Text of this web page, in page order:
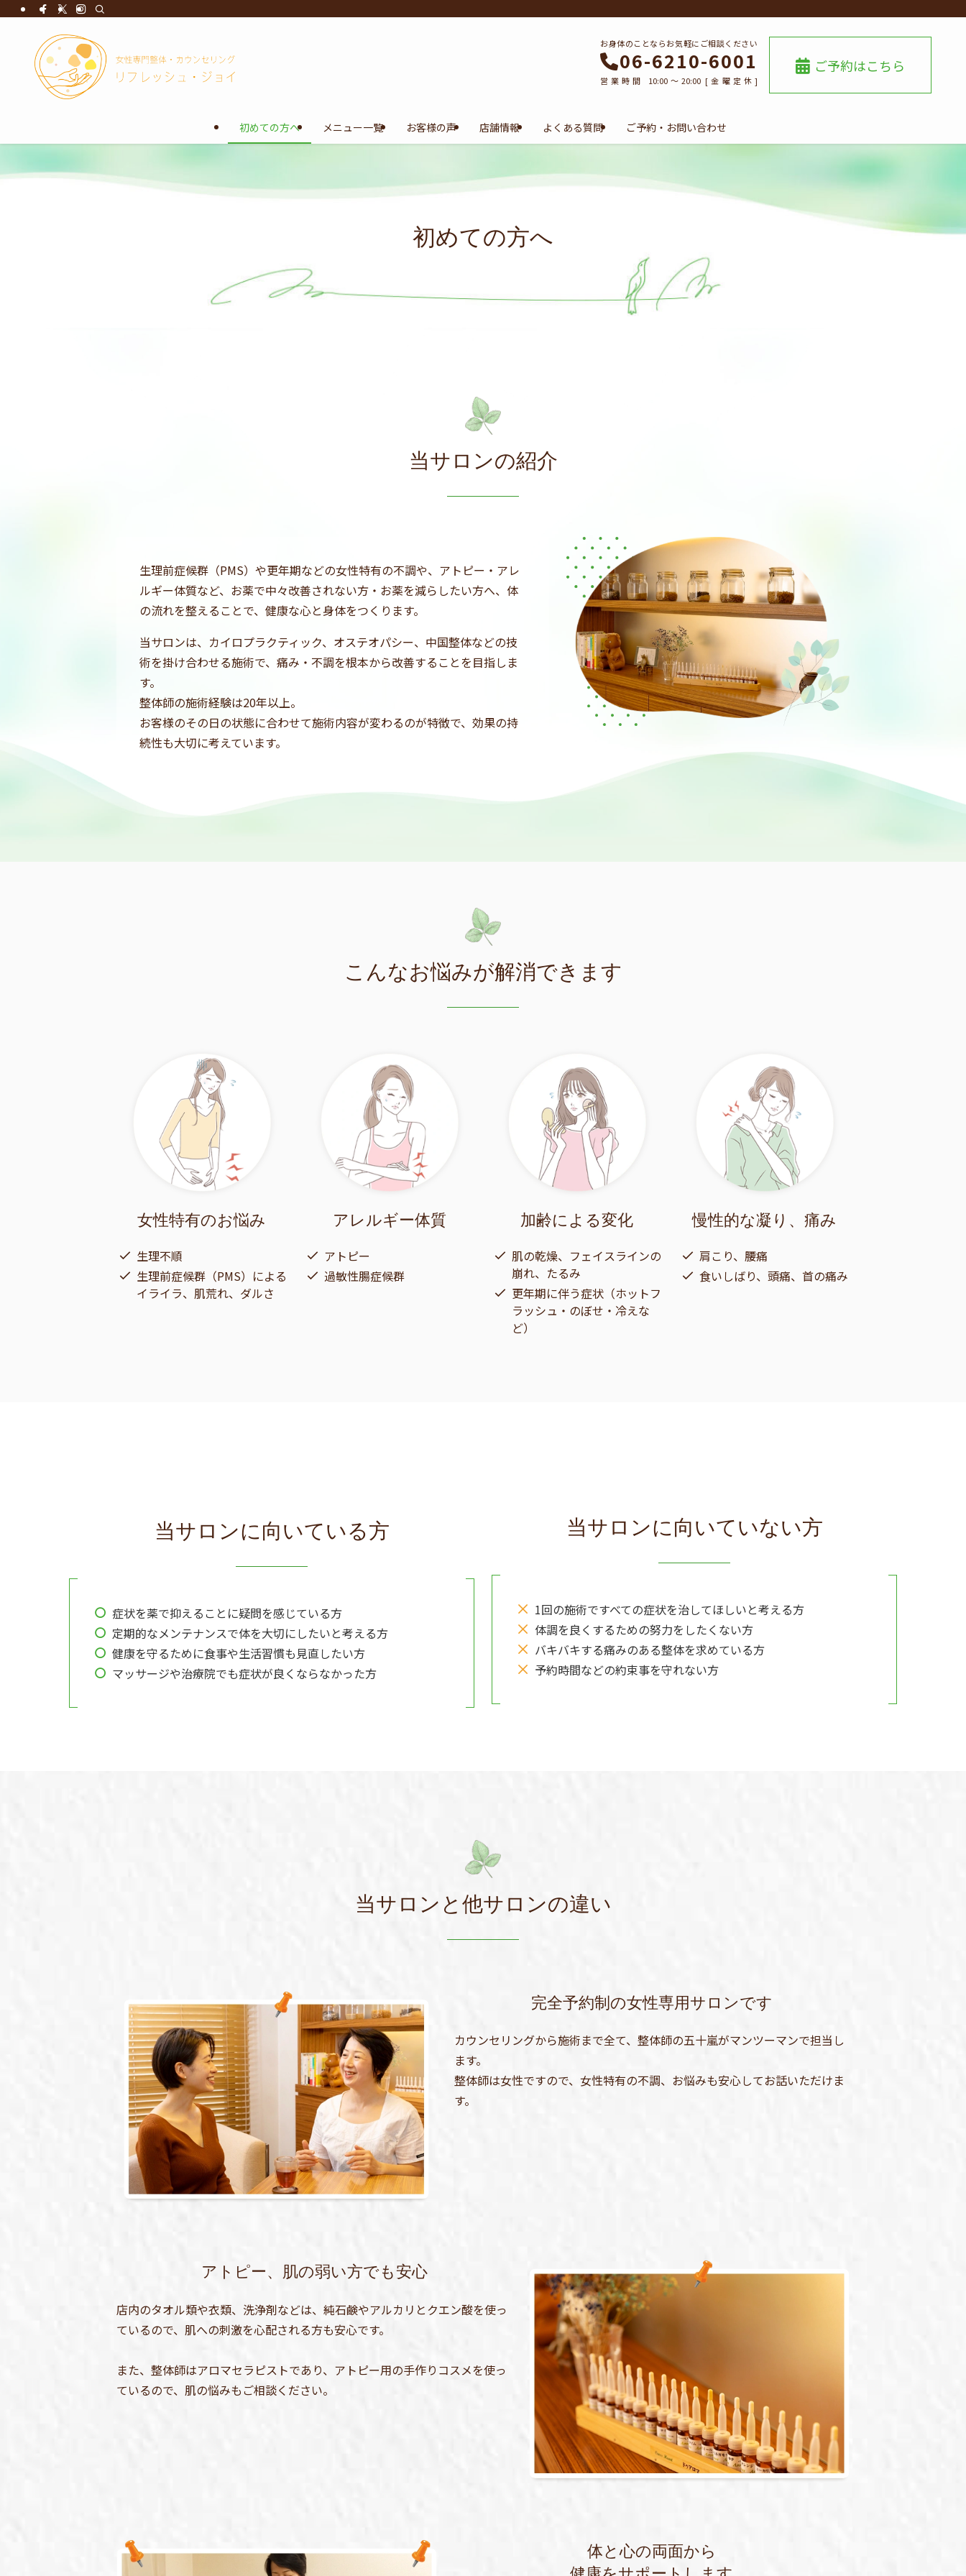
お身体のことならお気軽にご相談ください
06-6210-6001
営業時間 10:00～20:00 [金曜定休]
ご予約はこちら
初めての方へ メニュー一覧 お客様の声 店舗情報 よくある質問 ご予約・お問い合わせ
初めての方へ
当サロンの紹介
生理前症候群（PMS）や更年期などの女性特有の不調や、アトピー・アレ
ルギー体質など、お薬で中々改善されない方・お薬を減らしたい方へ、体
の流れを整えることで、健康な心と身体をつくります。
当サロンは、カイロプラクティック、オステオパシー、中国整体などの技
術を掛け合わせる施術で、痛み・不調を根本から改善することを目指しま
す。
整体師の施術経験は20年以上。
お客様のその日の状態に合わせて施術内容が変わるのが特徴で、効果の持
続性も大切に考えています。
こんなお悩みが解消できます
女性特有のお悩み
生理不順
生理前症候群（PMS）による
イライラ、肌荒れ、ダルさ
アレルギー体質
アトピー
過敏性腸症候群
加齢による変化
肌の乾燥、フェイスラインの
崩れ、たるみ
更年期に伴う症状（ホットフ
ラッシュ・のぼせ・冷えな
ど）
慢性的な凝り、 痛み
肩こり、腰痛
食いしばり、頭痛、首の痛み
当サロンに向いている方
症状を薬で抑えることに疑問を感じている方
定期的なメンテナンスで体を大切にしたいと考える方
健康を守るために食事や生活習慣も見直したい方
マッサージや治療院でも症状が良くならなかった方
当サロンに向いていない方
1回の施術ですべての症状を治してほしいと考える方
体調を良くするための努力をしたくない方
バキバキする痛みのある整体を求めている方
予約時間などの約束事を守れない方
当サロンと他サロンの違い
完全予約制の女性専用サロンです
カウンセリングから施術まで全て、整体師の五十嵐がマンツーマンで担当し
ます。
整体師は女性ですので、女性特有の不調、お悩みも安心してお話いただけま
す。
アトピー、肌の弱い方でも安心
店内のタオル類や衣類、洗浄剤などは、純石鹸やアルカリとクエン酸を使っ
ているので、肌への刺激を心配される方も安心です。
また、整体師はアロマセラピストであり、アトピー用の手作りコスメを使っ
ているので、肌の悩みもご相談ください。
体と心の両面から